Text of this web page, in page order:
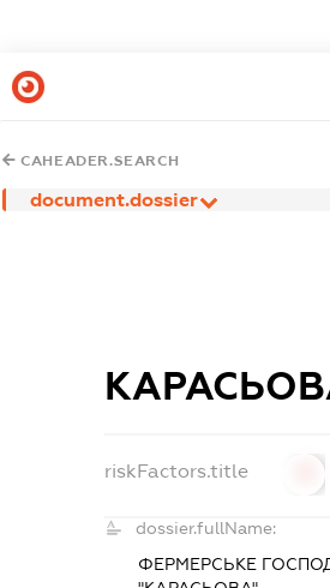
CAHEADER.SEARCH
document.dossier
riskFactors.title
dossier.fullName:
ФЕРМЕРСЬКЕ